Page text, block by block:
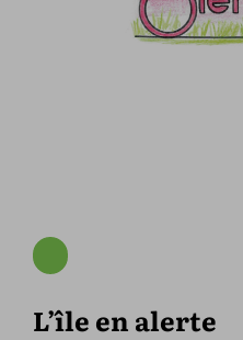
L’île en alerte